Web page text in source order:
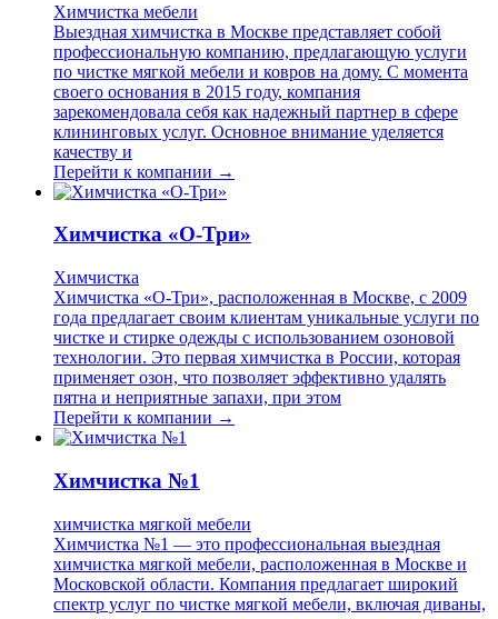
Химчистка мебели
Выездная химчистка в Москве представляет собой
профессиональную компанию, предлагающую услуги
по чистке мягкой мебели и ковров на дому. С момента
своего основания в 2015 году, компания
зарекомендовала себя как надежный партнер в сфере
клининговых услуг. Основное внимание уделяется
качеству и
Перейти к компании →
Химчистка «О-Три»
Химчистка
Химчистка «О-Три», расположенная в Москве, с 2009
года предлагает своим клиентам уникальные услуги по
чистке и стирке одежды с использованием озоновой
технологии. Это первая химчистка в России, которая
применяет озон, что позволяет эффективно удалять
пятна и неприятные запахи, при этом
Перейти к компании →
Химчистка №1
химчистка мягкой мебели
Химчистка №1 — это профессиональная выездная
химчистка мягкой мебели, расположенная в Москве и
Московской области. Компания предлагает широкий
спектр услуг по чистке мягкой мебели, включая диваны,